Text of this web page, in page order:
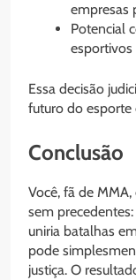
empresas
Potencial
esportivos
Essa decisão
futuro do esporte
Conclusão
Você, fã de
sem
uniria batalhas
pode
justiça. O